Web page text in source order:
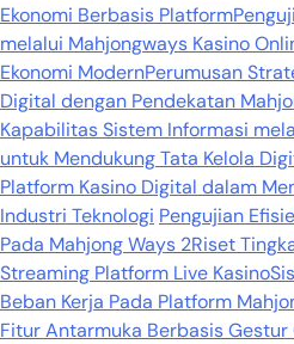
Ekonomi Berbasis Platform
melalui Mahjongways Kasino
Ekonomi ModernPerumusan
Digital dengan Pendekatan
Kapabilitas Sistem Informasi
untuk Mendukung Tata Kelola
Platform Kasino Digital dalam
Industri Teknologi Pengujian
Pada Mahjong Ways 2Riset
Streaming Platform Live Kasino
Beban Kerja Pada Platform
Fitur Antarmuka Berbasis Gestur